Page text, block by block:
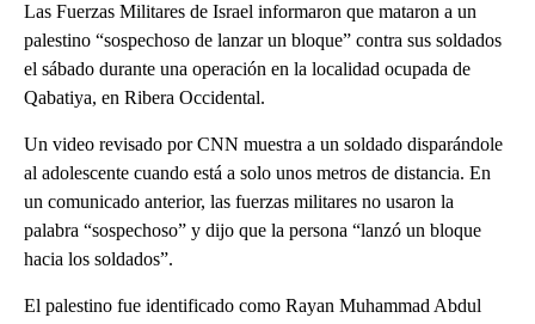
Las Fuerzas Militares de Israel informaron que mataron a un
palestino “sospechoso de lanzar un bloque” contra sus soldados
el sábado durante una operación en la localidad ocupada de
Qabatiya, en Ribera Occidental.
Un video revisado por CNN muestra a un soldado disparándole
al adolescente cuando está a solo unos metros de distancia. En
un comunicado anterior, las fuerzas militares no usaron la
palabra “sospechoso” y dijo que la persona “lanzó un bloque
hacia los soldados”.
El palestino fue identificado como Rayan Muhammad Abdul